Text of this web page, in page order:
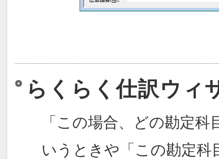
らくらく仕訳ウィ
「この場合、どの勘定
いうときや「この勘定